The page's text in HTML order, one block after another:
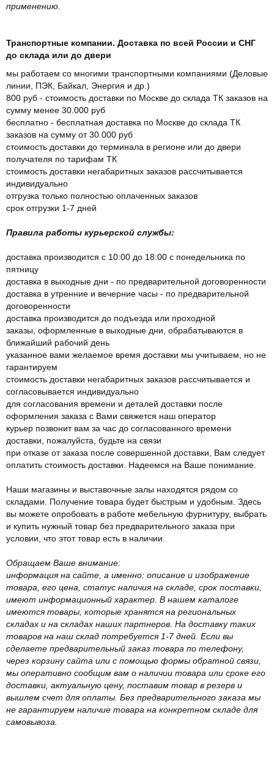
применению.
Транспортные компании. Доставка по всей России и СНГ
до склада или до двери
мы работаем со многими транспортными компаниями (Деловые
линии, ПЭК, Байкал, Энергия и др.)
800 руб - стоимость доставки по Москве до склада ТК заказов на
сумму менее 30.000 руб
бесплатно - бесплатная доставка по Москве до склада ТК
заказов на сумму от 30.000 руб
стоимость доставки до терминала в регионе или до двери
получателя по тарифам ТК
стоимость доставки негабаритных заказов рассчитывается
индивидуально
отгрузка только полностью оплаченных заказов
срок отгрузки 1-7 дней
Правила работы курьерской службы:
доставка производится с 10:00 до 18:00 с понедельника по
пятницу
доставка в выходные дни - по предварительной договоренности
доставка в утренние и вечерние часы - по предварительной
договоренности
доставка производится до подъезда или проходной
заказы, оформленные в выходные дни, обрабатываются в
ближайший рабочий день
указанное вами желаемое время доставки мы учитываем, но не
гарантируем
стоимость доставки негабаритных заказов рассчитывается и
согласовывается индивидуально
для согласования времени и деталей доставки после
оформления заказа с Вами свяжется наш оператор
курьер позвонит вам за час до согласованного времени
доставки, пожалуйста, будьте на связи
при отказе от заказа после совершенной доставки, Вам следует
оплатить стоимость доставки. Надеемся на Ваше понимание.
Наши магазины и выставочные залы находятся рядом со
складами. Получение товара будет быстрым и удобным. Здесь
вы можете опробовать в работе мебельную фурнитуру, выбрать
и купить нужный товар без предварительного заказа при
условии, что этот товар есть в наличии.
Обращаем Ваше внимание:
информация на сайте, а именно: описание и изображение
товара, его цена, статус наличия на складе, срок поставки,
имеют информационный характер. В нашем каталоге
имеются товары, которые хранятся на региональных
складах и на складах наших партнеров. На доставку таких
товаров на наш склад потребуется 1-7 дней. Если вы
сделаете предварительный заказ товара по телефону,
через корзину сайта или с помощью формы обратной связи,
мы оперативно сообщим вам о наличии товара или сроке его
доставки, актуальную цену, поставим товар в резерв и
вышлем счет для оплаты. Без предварительного заказа мы
не гарантируем наличие товара на конкретном складе для
самовывоза.